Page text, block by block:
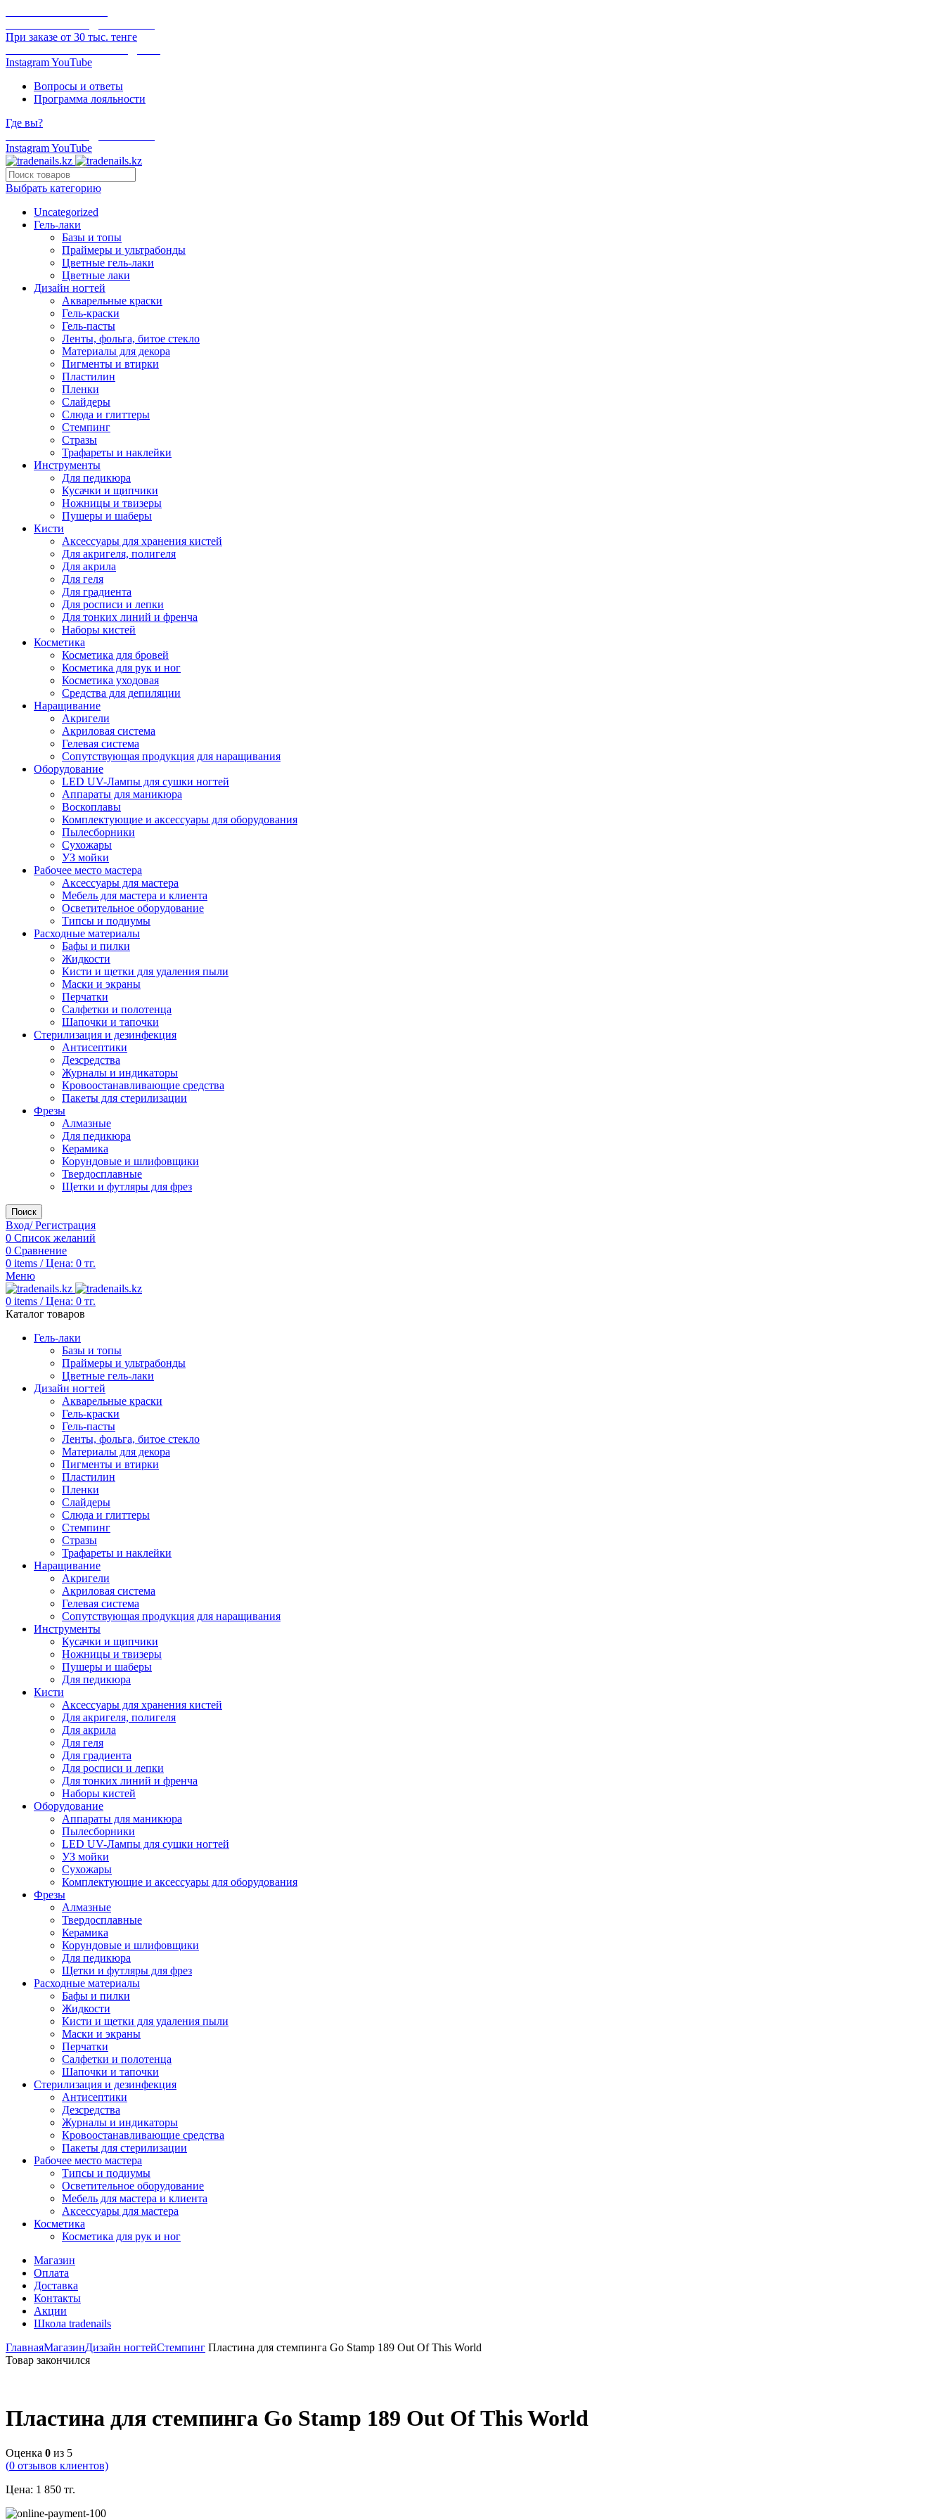
При заказе от 30 тыс. тенге
InstagramYouTube
Вопросы и ответы
Программа лояльности
Где вы?
InstagramYouTube
Выбрать категорию
Uncategorized
Гель-лаки
Базы и топы
Праймеры и ультрабонды
Цветные гель-лаки
Цветные лаки
Дизайн ногтей
Акварельные краски
Гель-краски
Гель-пасты
Ленты, фольга, битое стекло
Материалы для декора
Пигменты и втирки
Пластилин
Пленки
Слайдеры
Слюда и глиттеры
Стемпинг
Стразы
Трафареты и наклейки
Инструменты
Для педикюра
Кусачки и щипчики
Ножницы и твизеры
Пушеры и шаберы
Кисти
Аксессуары для хранения кистей
Для акригеля, полигеля
Для акрила
Для геля
Для градиента
Для росписи и лепки
Для тонких линий и френча
Наборы кистей
Косметика
Косметика для бровей
Косметика для рук и ног
Косметика уходовая
Средства для депиляции
Наращивание
Акригели
Акриловая система
Гелевая система
Сопутствующая продукция для наращивания
Оборудование
LED UV-Лампы для сушки ногтей
Аппараты для маникюра
Воскоплавы
Комплектующие и аксессуары для оборудования
Пылесборники
Сухожары
УЗ мойки
Рабочее место мастера
Аксессуары для мастера
Мебель для мастера и клиента
Осветительное оборудование
Типсы и подиумы
Расходные материалы
Бафы и пилки
Жидкости
Кисти и щетки для удаления пыли
Маски и экраны
Перчатки
Салфетки и полотенца
Шапочки и тапочки
Стерилизация и дезинфекция
Антисептики
Дезсредства
Журналы и индикаторы
Кровоостанавливающие средства
Пакеты для стерилизации
Фрезы
Алмазные
Для педикюра
Керамика
Корундовые и шлифовщики
Твердосплавные
Щетки и футляры для фрез
Поиск
Вход/ Регистрация
0 Список желаний
0 Сравнение
0 items / Цена: 0 тг.
Меню
0 items / Цена: 0 тг.
Каталог товаров
Гель-лаки
Базы и топы
Праймеры и ультрабонды
Цветные гель-лаки
Дизайн ногтей
Акварельные краски
Гель-краски
Гель-пасты
Ленты, фольга, битое стекло
Материалы для декора
Пигменты и втирки
Пластилин
Пленки
Слайдеры
Слюда и глиттеры
Стемпинг
Стразы
Трафареты и наклейки
Наращивание
Акригели
Акриловая система
Гелевая система
Сопутствующая продукция для наращивания
Инструменты
Кусачки и щипчики
Ножницы и твизеры
Пушеры и шаберы
Для педикюра
Кисти
Аксессуары для хранения кистей
Для акригеля, полигеля
Для акрила
Для геля
Для градиента
Для росписи и лепки
Для тонких линий и френча
Наборы кистей
Оборудование
Аппараты для маникюра
Пылесборники
LED UV-Лампы для сушки ногтей
УЗ мойки
Сухожары
Комплектующие и аксессуары для оборудования
Фрезы
Алмазные
Твердосплавные
Керамика
Корундовые и шлифовщики
Для педикюра
Щетки и футляры для фрез
Расходные материалы
Бафы и пилки
Жидкости
Кисти и щетки для удаления пыли
Маски и экраны
Перчатки
Салфетки и полотенца
Шапочки и тапочки
Стерилизация и дезинфекция
Антисептики
Дезсредства
Журналы и индикаторы
Кровоостанавливающие средства
Пакеты для стерилизации
Рабочее место мастера
Типсы и подиумы
Осветительное оборудование
Мебель для мастера и клиента
Аксессуары для мастера
Косметика
Косметика для рук и ног
Магазин
Оплата
Доставка
Контакты
Акции
Школа tradenails
ГлавнаяМагазинДизайн ногтейСтемпинг Пластина для стемпинга Go Stamp 189 Out Of This World
Товар закончился
Пластина для стемпинга Go Stamp 189 Out Of This World
Оценка 0 из 5
(0 отзывов клиентов)
Цена: 1 850 тг.